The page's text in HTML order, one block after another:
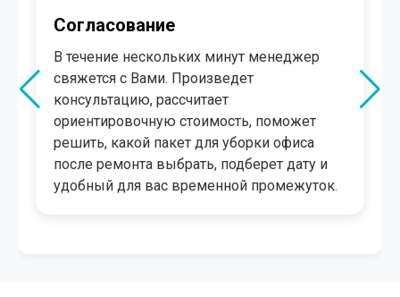
Согласование
В течение нескольких минут менеджер
свяжется с Вами. Произведет
консультацию, рассчитает
ориентировочную стоимость, поможет
решить, какой пакет для уборки офиса
после ремонта выбрать, подберет дату и
удобный для вас временной промежуток.